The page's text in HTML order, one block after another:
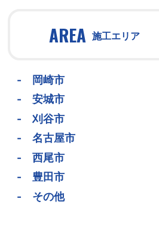
AREA 施工エリア
-
岡崎市
- 安城市
- 刈谷市
- 名古屋市
- 西尾市
- 豊田市
- その他